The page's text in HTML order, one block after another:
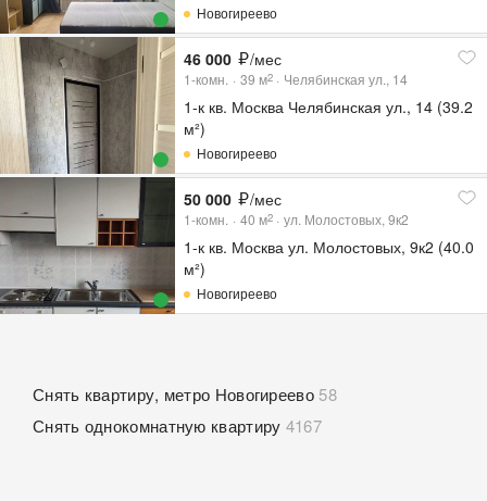
Новогиреево
46 000 /мес
1-комн. 39 м2 Челябинская ул., 14
1-к кв. Москва Челябинская ул., 14 (39.2
м²)
Новогиреево
50 000 /мес
1-комн. 40 м2 ул. Молостовых, 9к2
1-к кв. Москва ул. Молостовых, 9к2 (40.0
м²)
Новогиреево
Снять квартиру, метро Новогиреево 58
Снять однокомнатную квартиру 4167